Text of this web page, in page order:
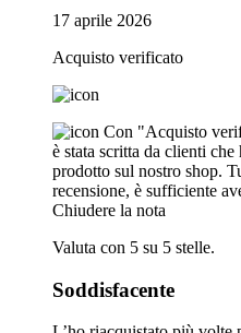
17 aprile 2026
Acquisto verificato
Con "Acquisto
è stata scritta da clienti
prodotto sul nostro shop.
recensione, è sufficiente
Chiudere la nota
Valuta con 5 su 5 stelle.
Soddisfacente